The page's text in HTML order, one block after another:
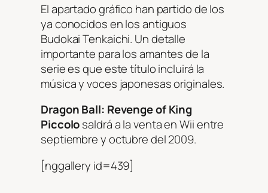
El apartado gráfico han partido de los
ya conocidos en los antiguos
Budokai Tenkaichi. Un detalle
importante para los amantes de la
serie es que este título incluirá la
música y voces japonesas originales.
Dragon Ball: Revenge of King
Piccolosaldrá a la venta en Wii entre
septiembre y octubre del 2009.
[nggallery id=439]